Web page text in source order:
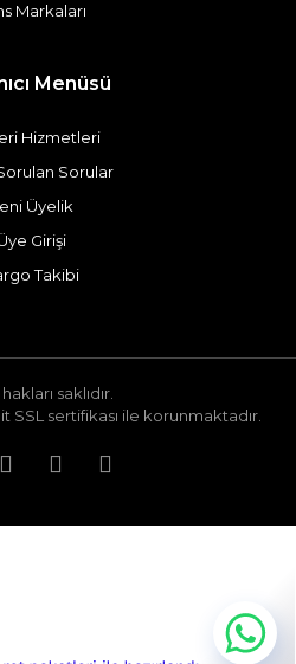
Markaları
Menüsü
Hizmetleri
Sorular
Üyelik
Girişi
Takibi
saklıdır.
SSL sertifikası ile korunmaktadır.